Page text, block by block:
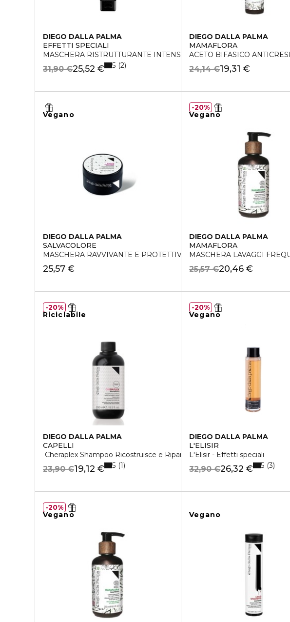
DIEGO DALLA PALMA
EFFETTI SPECIALI
MASCHERA RISTRUTTURANTE INTENSIVA
25,52 €
31,90 € 5 2
DIEGO DALLA PALMA
MAMAFLORA
ACETO BIFASICO
19,31 €
24,14 €
Vegano
DIEGO DALLA PALMA
SALVACOLORE
MASCHERA RAVVIVANTE E PROTETTIVA
25,57 €
Vegano
DIEGO DALLA PALMA
MAMAFLORA
MASCHERA LAVAGGI
20,46 €
25,57 €
20%
Riciclabile
DIEGO DALLA PALMA
CAPELLI
Cheraplex Shampoo Ricostruisce e Ripara
19,12 €
23,90 € 5 1
20%
Vegano
DIEGO DALLA PALMA
L'ELISIR
L'Elisir - Effetti speciali
26,32 €
32,90 € 5 3
20%
Vegano
20%
Vegano